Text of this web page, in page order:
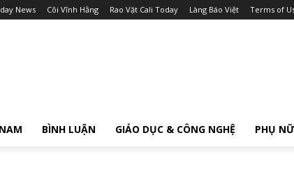
News Cõi Vĩnh Hằng Rao Vặt Cali Today Làng Báo Việt Terms of
BÌNH LUẬN GIÁO DỤC & CÔNG NGHỆ PHỤ NỮ